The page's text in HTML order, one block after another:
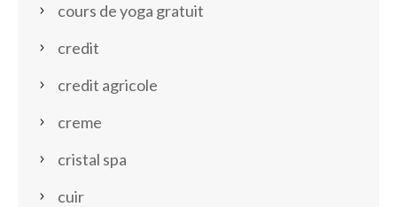
cours de yoga gratuit
credit
credit agricole
creme
cristal spa
cuir